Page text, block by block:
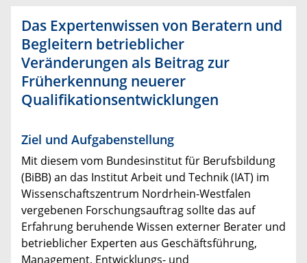
Das Expertenwissen von Beratern und
Begleitern betrieblicher
Veränderungen als Beitrag zur
Früherkennung neuerer
Qualifikationsentwicklungen
Ziel und Aufgabenstellung
Mit diesem vom Bundesinstitut für Berufsbildung
(BiBB) an das Institut Arbeit und Technik (IAT) im
Wissenschaftszentrum Nordrhein-Westfalen
vergebenen Forschungsauftrag sollte das auf
Erfahrung beruhende Wissen externer Berater und
betrieblicher Experten aus Geschäftsführung,
Management, Entwicklungs- und